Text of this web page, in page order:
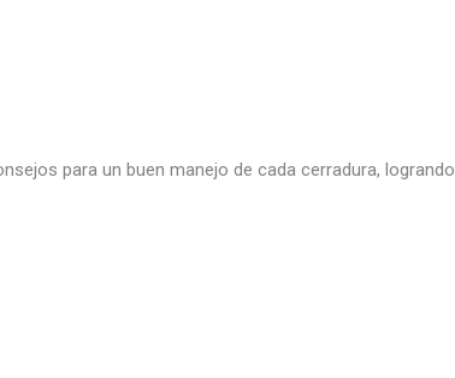
para un buen manejo de cada cerradura, logrando